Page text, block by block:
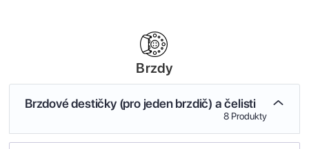
Brzdy
Brzdové destičky (pro jeden brzdič) a čelisti
8 Produkty